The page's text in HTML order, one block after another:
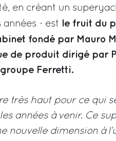
en créant un
- est
le fruit du
fondé par Mauro
de produit dirigé par
Ferretti.
très haut pour ce qui
années à venir. Ce
nouvelle dimension à